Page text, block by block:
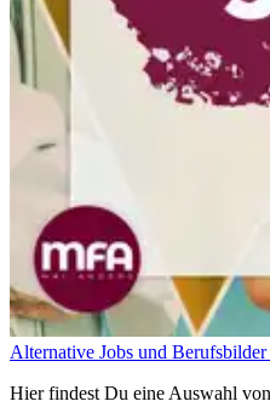
Alternative Jobs und
Hier findest Du eine Auswahl